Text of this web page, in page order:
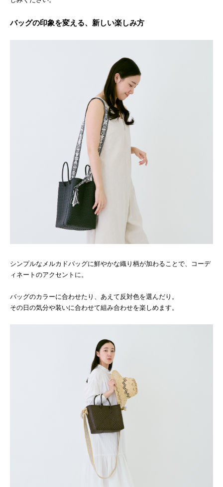
バッグの印象を変える、新しい楽しみ方
シンプルなメルカドバッグに鮮やかな織り柄が加わることで、コーデ
ィネートのアクセントに。
バッグのカラーに合わせたり、あえて反対色を選んだり。
その日の気分や装いに合わせて組み合わせを楽しめます。